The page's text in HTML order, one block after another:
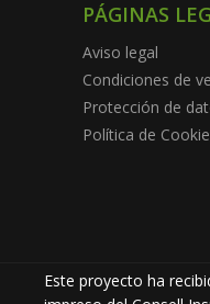
PÁGINAS
Aviso legal
Condiciones de
Protección de
Política de
Este proyecto ha